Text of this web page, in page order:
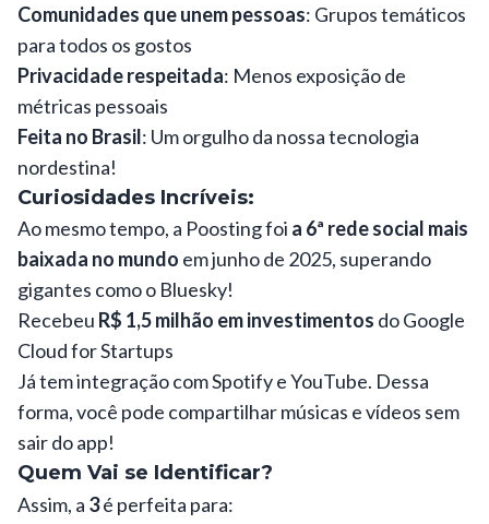
Comunidades que unem pessoas: Grupos temáticos
para todos os gostos
Privacidade respeitada: Menos exposição de
métricas pessoais
Feita no Brasil: Um orgulho da nossa tecnologia
nordestina!
Curiosidades Incríveis:
Ao mesmo tempo, a Poosting foi a 6ª rede social mais
baixada no mundo em junho de 2025, superando
gigantes como o Bluesky!
Recebeu R$ 1,5 milhão em investimentos do Google
Cloud for Startups
Já tem integração com Spotify e YouTube. Dessa
forma, você pode compartilhar músicas e vídeos sem
sair do app!
Quem Vai se Identificar?
Assim, a 3é perfeita para: